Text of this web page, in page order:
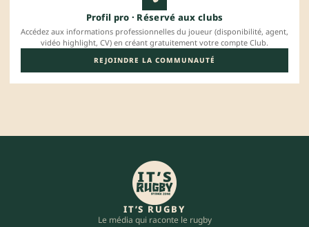
Profil pro · Réservé aux clubs
Accédez aux informations professionnelles du joueur (disponibilité, agent,
vidéo highlight, CV) en créant gratuitement votre compte Club.
REJOINDRE LA COMMUNAUTÉ
IT’S RUGBY
Le média qui raconte le rugby